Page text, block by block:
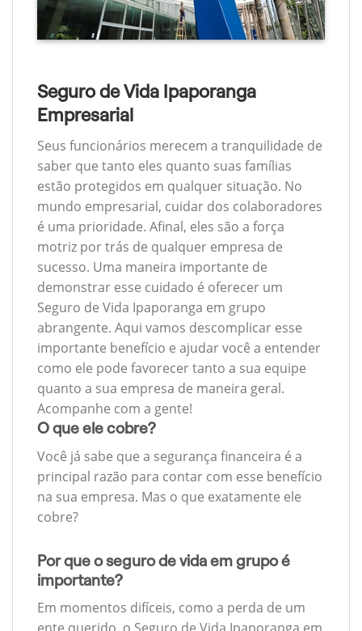
Seguro de Vida Ipaporanga
Empresarial
Seus funcionários merecem a tranquilidade de
saber que tanto eles quanto suas famílias
estão protegidos em qualquer situação. No
mundo empresarial, cuidar dos colaboradores
é uma prioridade. Afinal, eles são a força
motriz por trás de qualquer empresa de
sucesso. Uma maneira importante de
demonstrar esse cuidado é oferecer um
Seguro de Vida Ipaporanga em grupo
abrangente. Aqui vamos descomplicar esse
importante benefício e ajudar você a entender
como ele pode favorecer tanto a sua equipe
quanto a sua empresa de maneira geral.
Acompanhe com a gente!
O que ele cobre?
Você já sabe que a segurança financeira é a
principal razão para contar com esse benefício
na sua empresa. Mas o que exatamente ele
cobre?
Por que o seguro de vida em grupo é
importante?
Em momentos difíceis, como a perda de um